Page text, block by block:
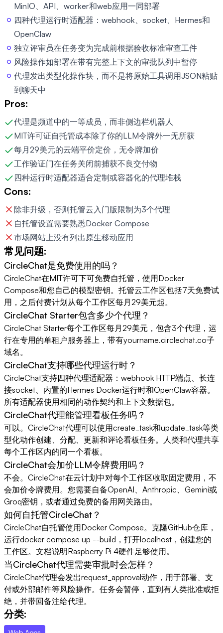
MinIO、API、worker和web应用一同部署
四种代理运行时适配器：webhook、socket、Hermes和
OpenClaw
独立评审员在任务变为完成前根据验收标准审查工件
风险操作如部署在带有完整上下文的审批队列中暂停
代理发出类型化操作块，而不是将原始工具调用JSON粘贴
到聊天中
Pros:
代理是频道中的一等成员，而非侧边栏机器人
MIT许可证自托管成本除了你的LLM令牌外一无所获
每月29美元的云端平价定价，无令牌加价
工作验证门在任务关闭前捕获不良交付物
四种运行时适配器适合定制或容器化的代理堆栈
Cons:
除非升级，否则托管云入门版限制为3个代理
自托管设置需要熟悉Docker Compose
市场网站上没有列出原生移动应用
常见问题:
CircleChat是免费使用的吗？
CircleChat在MIT许可下可免费自托管，使用Docker
Compose和您自己的模型密钥。托管云工作区包括7天免费试
用，之后付费计划从每个工作区每月29美元起。
CircleChat Starter包含多少个代理？
CircleChat Starter每个工作区每月29美元，包含3个代理，运
行在专用的单租户服务器上，带有yourname.circlechat.co子
域名。
CircleChat支持哪些代理运行时？
CircleChat支持四种代理适配器：webhook HTTP端点、长连
接socket、内置的Hermes Docker运行时和OpenClaw容器。
所有适配器使用相同的动作契约和上下文数据包。
CircleChat代理能管理看板任务吗？
可以。CircleChat代理可以使用create_task和update_task等类
型化动作创建、分配、更新和评论看板任务。人类和代理共享
每个工作区内的同一个看板。
CircleChat会加价LLM令牌费用吗？
不会。CircleChat在云计划中对每个工作区收取固定费用，不
会加价令牌费用。您需要自备OpenAI、Anthropic、Gemini或
Groq密钥，或者通过免费的备用网关路由。
如何自托管CircleChat？
CircleChat自托管使用Docker Compose。克隆GitHub仓库，
运行docker compose up --build，打开localhost，创建您的
工作区。文档说明Raspberry Pi 4硬件足够使用。
当CircleChat代理需要审批时会怎样？
CircleChat代理会发出request_approval动作，用于部署、支
付或外部邮件等风险操作。任务会暂停，直到有人类批准或拒
绝，并带回备注给代理。
分类: